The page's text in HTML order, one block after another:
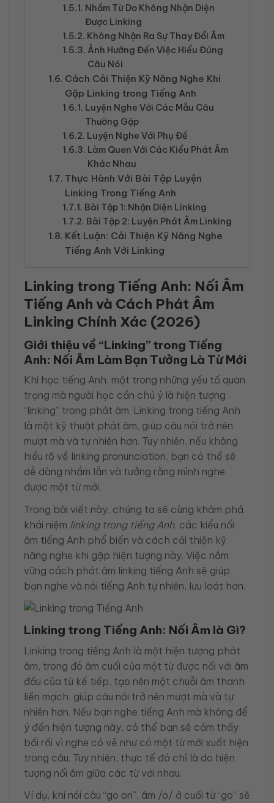
Nhầm Từ Do Không Nhận Diện
Được Linking
Không Nhận Ra Sự Thay Đổi Âm
Ảnh Hưởng Đến Việc Hiểu Đúng
Câu Nói
Cách Cải Thiện Kỹ Năng Nghe Khi
Gặp Linking trong Tiếng Anh
Luyện Nghe Với Các Mẫu Câu
Thường Gặp
Luyện Nghe Với Phụ Đề
Làm Quen Với Các Kiểu Phát Âm
Khác Nhau
Thực Hành Với Bài Tập Luyện
Linking Trong Tiếng Anh
Bài Tập 1: Nhận Diện Linking
Bài Tập 2: Luyện Phát Âm Linking
Kết Luận: Cải Thiện Kỹ Năng Nghe
Tiếng Anh Với Linking
Linking trong Tiếng Anh: Nối Âm
Tiếng Anh và Cách Phát Âm
Linking Chính Xác (2026)
Giới thiệu về “Linking” trong Tiếng
Anh: Nối Âm Làm Bạn Tưởng Là Từ Mới
Khi học tiếng Anh, một trong những yếu tố quan
trọng mà người học cần chú ý là hiện tượng
“linking” trong phát âm. Linking trong tiếng Anh
là một kỹ thuật phát âm, giúp câu nói trở nên
mượt mà và tự nhiên hơn. Tuy nhiên, nếu không
hiểu rõ về linking pronunciation, bạn có thể sẽ
dễ dàng nhầm lẫn và tưởng rằng mình nghe
được một từ mới.
Trong bài viết này, chúng ta sẽ cùng khám phá
khái niệm linking trong tiếng Anh, các kiểu nối
âm tiếng Anh phổ biến và cách cải thiện kỹ
năng nghe khi gặp hiện tượng này. Việc nắm
vững cách phát âm linking tiếng Anh sẽ giúp
bạn nghe và nói tiếng Anh tự nhiên, lưu loát hơn.
Linking trong Tiếng Anh: Nối Âm là Gì?
Linking trong tiếng Anh là một hiện tượng phát
âm, trong đó âm cuối của một từ được nối với âm
đầu của từ kế tiếp, tạo nên một chuỗi âm thanh
liền mạch, giúp câu nói trở nên mượt mà và tự
nhiên hơn. Nếu bạn nghe tiếng Anh mà không để
ý đến hiện tượng này, có thể bạn sẽ cảm thấy
bối rối vì nghe có vẻ như có một từ mới xuất hiện
trong câu. Tuy nhiên, thực tế đó chỉ là do hiện
tượng nối âm giữa các từ với nhau.
Ví dụ, khi nói câu “go on”, âm /o/ ở cuối từ “go” sẽ